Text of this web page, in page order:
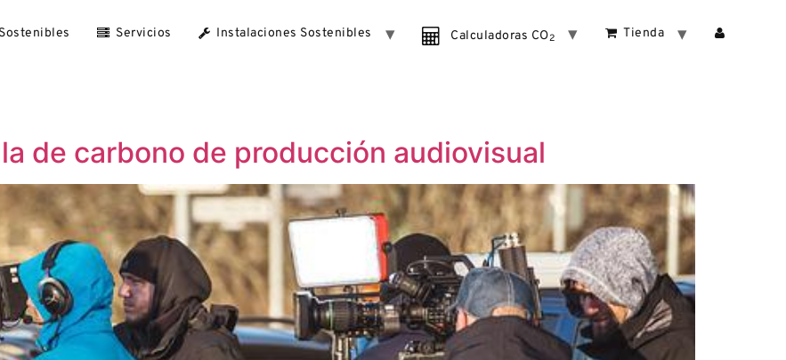
Servicios Instalaciones Sostenibles Calculadoras CO2 Tienda
de carbono de producción audiovisual